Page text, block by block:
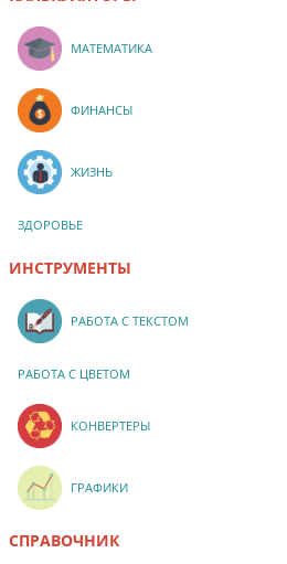
МАТЕМАТИКА
ФИНАНСЫ
ЖИЗНЬ
ЗДОРОВЬЕ
ИНСТРУМЕНТЫ
РАБОТА С ТЕКСТОМ
РАБОТА С ЦВЕТОМ
КОНВЕРТЕРЫ
ГРАФИКИ
СПРАВОЧНИК